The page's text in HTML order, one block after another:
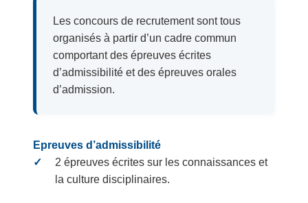
Les concours de recrutement sont tous
organisés à partir d’un cadre commun
comportant des épreuves écrites
d’admissibilité et des épreuves orales
d’admission.
Epreuves d’admissibilité
2 épreuves écrites sur les connaissances et
la culture disciplinaires.